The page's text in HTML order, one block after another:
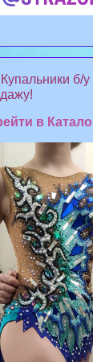
б/у
в